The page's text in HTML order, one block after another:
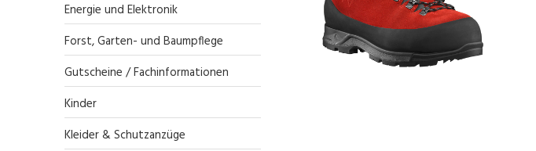
Energie und Elektronik
Forst, Garten- und Baumpflege
Gutscheine / Fachinformationen
Kinder
Kleider & Schutzanzüge